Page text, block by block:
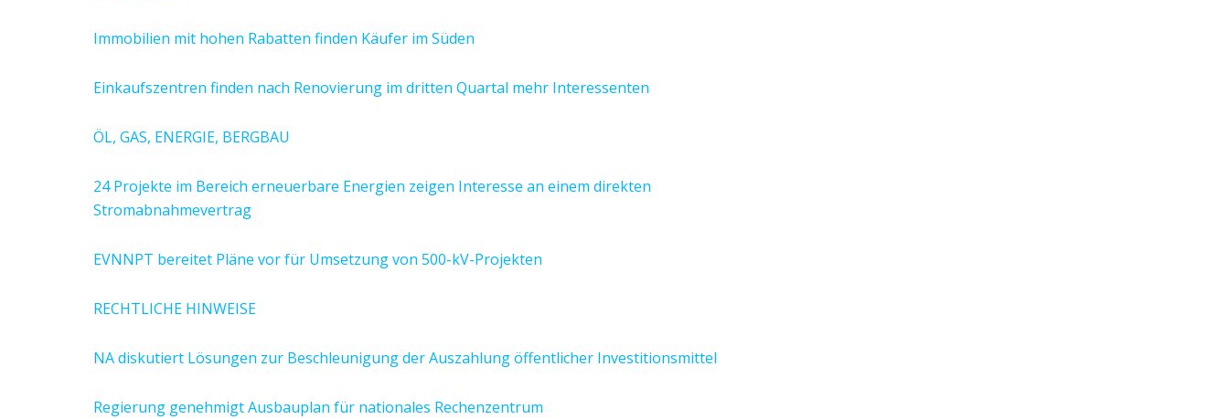
Immobilien mit hohen Rabatten finden Käufer im Süden
Einkaufszentren finden nach Renovierung im dritten Quartal mehr Interessenten
ÖL, GAS, ENERGIE, BERGBAU
24 Projekte im Bereich erneuerbare Energien zeigen Interesse an einem direkten
Stromabnahmevertrag
EVNNPT bereitet Pläne vor für Umsetzung von 500-kV-Projekten
RECHTLICHE HINWEISE
NA diskutiert Lösungen zur Beschleunigung der Auszahlung öffentlicher Investitionsmittel
Regierung genehmigt Ausbauplan für nationales Rechenzentrum